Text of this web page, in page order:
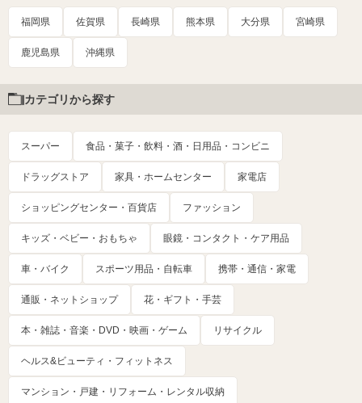
福岡県 佐賀県 長崎県 熊本県 大分県 宮崎県
鹿児島県 沖縄県
カテゴリから探す
スーパー 食品・菓子・飲料・酒・日用品・コンビニ
ドラッグストア 家具・ホームセンター 家電店
ショッピングセンター・百貨店 ファッション
キッズ・ベビー・おもちゃ 眼鏡・コンタクト・ケア用品
車・バイク スポーツ用品・自転車 携帯・通信・家電
通販・ネットショップ 花・ギフト・手芸
本・雑誌・音楽・DVD・映画・ゲーム リサイクル
ヘルス&ビューティ・フィットネス
マンション・戸建・リフォーム・レンタル収納